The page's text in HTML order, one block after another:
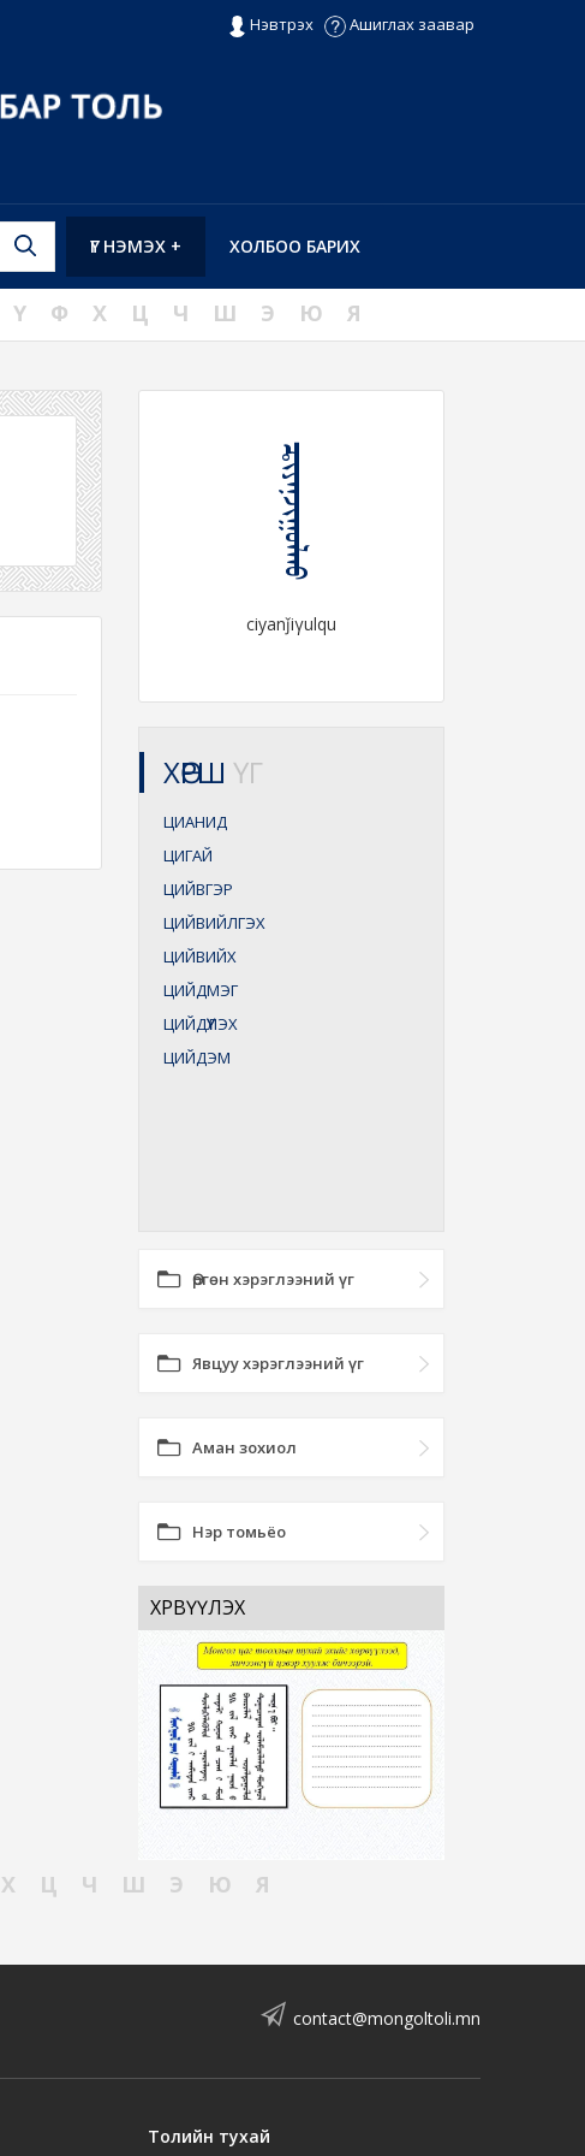
Нэвтрэх Ашиглах заавар
ХОЛБОО БАРИХ
ҮГ НЭМЭХ +
Ү Ф Х Ц Ч Ш Э Ю Я
ᠼᠢᠶᠠᠨ᠋ᠵᠢᠭᠤᠯᠬᠤ
ciyanǰiγulqu
ХӨРШ ҮГ
ЦИАНИД
ЦИГАЙ
ЦИЙВГЭР
ЦИЙВИЙЛГЭХ
ЦИЙВИЙХ
ЦИЙДМЭГ
ЦИЙДҮҮЛЭХ
ЦИЙДЭМ
Өргөн хэрэглээний үг
Явцуу хэрэглээний үг
Аман зохиол
Нэр томьёо
ХӨРВҮҮЛЭХ
Х Ц Ч Ш Э Ю Я
contact@mongoltoli.mn
Толийн тухай